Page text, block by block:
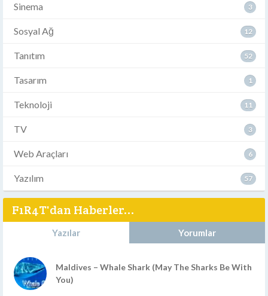
Sinema 3
Sosyal Ağ 12
Tanıtım 52
Tasarım 1
Teknoloji 11
TV 3
Web Araçları 6
Yazılım 57
F1R4T'dan Haberler...
Yazılar Yorumlar
Maldives – Whale Shark (May The Sharks Be With
You)